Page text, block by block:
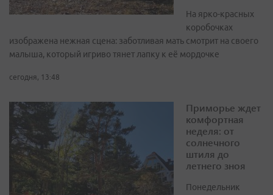
На ярко-красных
коробочках
изображена нежная сцена: заботливая мать смотрит на своего
малыша, который игриво тянет лапку к её мордочке
сегодня, 13:48
Приморье ждет
комфортная
неделя: от
солнечного
штиля до
летнего зноя
Понедельник